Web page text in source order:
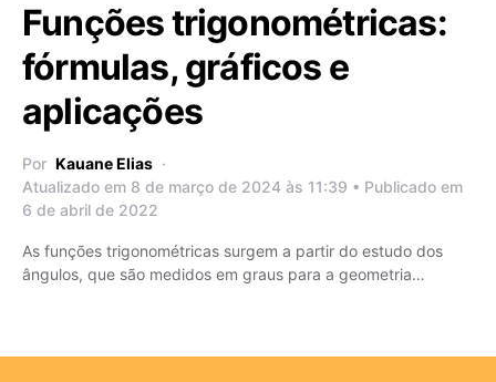
Funções trigonométricas:
fórmulas, gráficos e
aplicações
Por Kauane Elias
Atualizado em 8 de março de 2024 às 11:39 • Publicado em
6 de abril de 2022
As funções trigonométricas surgem a partir do estudo dos
ângulos, que são medidos em graus para a geometria…